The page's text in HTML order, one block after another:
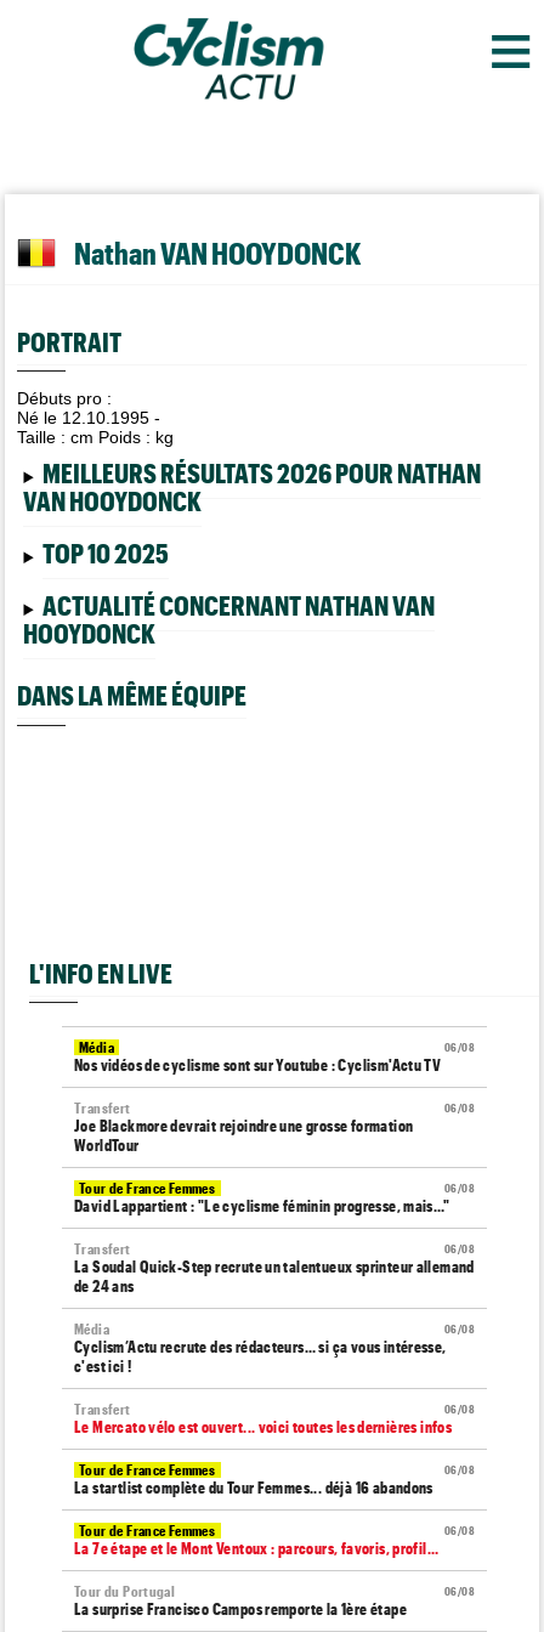
≡
Nathan VAN HOOYDONCK
PORTRAIT
Débuts pro :
Né le 12.10.1995 -
Taille :cm Poids : kg
MEILLEURS RÉSULTATS 2026 POUR NATHAN
VAN HOOYDONCK
TOP 10 2025
ACTUALITÉ CONCERNANT NATHAN VAN
HOOYDONCK
DANS LA MÊME ÉQUIPE
L'INFO EN LIVE
06/08
Média
Nos vidéos de cyclisme sont sur Youtube : Cyclism'Actu TV
06/08
Transfert
Joe Blackmore devrait rejoindre une grosse formation
WorldTour
06/08
Tour de France Femmes
David Lappartient : "Le cyclisme féminin progresse, mais…"
06/08
Transfert
La Soudal Quick-Step recrute un talentueux sprinteur allemand
de 24 ans
06/08
Média
Cyclism’Actu recrute des rédacteurs… si ça vous intéresse,
c'est ici !
06/08
Transfert
Le Mercato vélo est ouvert... voici toutes les dernières infos
06/08
Tour de France Femmes
La startlist complète du Tour Femmes... déjà 16 abandons
06/08
Tour de France Femmes
La 7e étape et le Mont Ventoux : parcours, favoris, profil…
06/08
Tour du Portugal
La surprise Francisco Campos remporte la 1ère étape